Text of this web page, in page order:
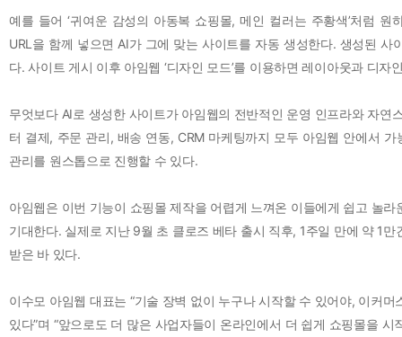
예를 들어 ‘귀여운 감성의 아동복 쇼핑몰, 메인 컬러는 주황색’처럼
URL을 함께 넣으면 AI가 그에 맞는 사이트를 자동 생성한다. 생성된 사
다. 사이트 게시 이후 아임웹 ‘디자인 모드’를 이용하면 레이아웃과 디자
무엇보다 AI로 생성한 사이트가 아임웹의 전반적인 운영 인프라와 자연
터 결제, 주문 관리, 배송 연동, CRM 마케팅까지 모두 아임웹 안에서
관리를 원스톱으로 진행할 수 있다.
아임웹은 이번 기능이 쇼핑몰 제작을 어렵게 느껴온 이들에게 쉽고 놀
기대한다. 실제로 지난 9월 초 클로즈 베타 출시 직후, 1주일 만에 약 1
받은 바 있다.
이수모 아임웹 대표는 “기술 장벽 없이 누구나 시작할 수 있어야, 이커
있다”며 “앞으로도 더 많은 사업자들이 온라인에서 더 쉽게 쇼핑몰을